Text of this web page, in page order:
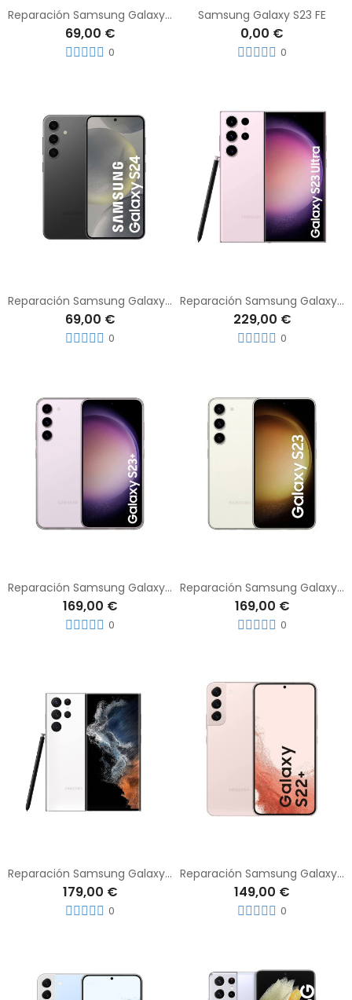
Reparación Samsung Galaxy S24 Plus
69,00 €
0
Samsung Galaxy S23 FE
0,00 €
0
Reparación Samsung Galaxy S24
69,00 €
0
Reparación Samsung Galaxy S23 Ultra
229,00 €
0
Reparación Samsung Galaxy S23 Plus
169,00 €
0
Reparación Samsung Galaxy S23
169,00 €
0
Reparación Samsung Galaxy S22 Ultra
179,00 €
0
Reparación Samsung Galaxy S22 Plus
149,00 €
0